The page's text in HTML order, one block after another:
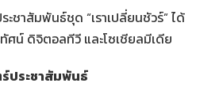
ชาสัมพันธ์ชุด “เราเปลี่ยนชัวร์” ได้
ศน์ ดิจิตอลทีวี และโซเชียลมีเดีย
ประชาสัมพันธ์